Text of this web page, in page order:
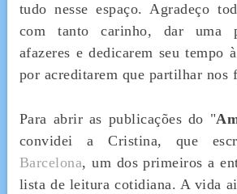
tudo nesse espaço. Agradeço
com tanto carinho, dar uma
afazeres e dedicarem seu tempo
por acreditarem que partilhar nos
Para abrir as publicações do "
convidei a Cristina, que
Barcelona, um dos primeiros a
lista de leitura cotidiana. A vida